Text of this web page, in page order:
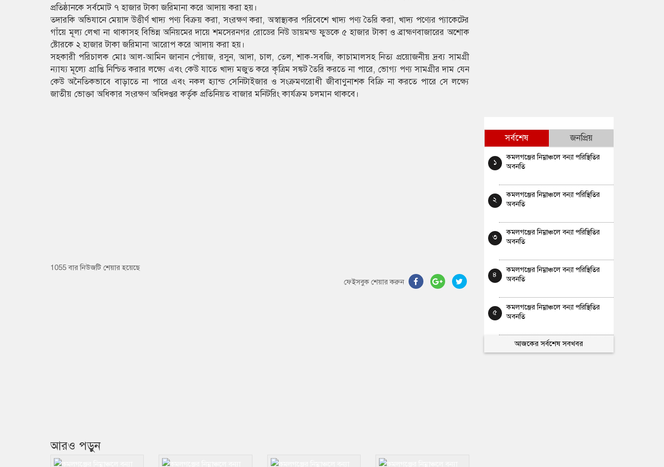
প্রতিষ্ঠানকে সর্বমোট ৭ হাজার টাকা জরিমানা করে আদায় করা হয়।
তদারকি অভিযানে মেয়াদ উত্তীর্ণ খাদ্য পণ্য বিক্রয় করা, সংরক্ষণ করা, অস্বাস্থ্যকর পরিবেশে খাদ্য পণ্য তৈরি করা, খাদ্য পণ্যের প্যাকেটের
গাঁয়ে মূল্য লেখা না থাকাসহ বিভিন্ন অনিয়মের দায়ে শমসেরনগর রোডের নিউ ডায়মন্ড ফুডকে ৫ হাজার টাকা ও ব্রাহ্মণবাজারের অশোক
ষ্টোরকে ২ হাজার টাকা জরিমানা আরোপ করে আদায় করা হয়।
সহকারী পরিচালক মোঃ আল-আমিন জানান পেঁয়াজ, রসুন, আদা, চাল, তেল, শাক-সবজি, কাচামালসহ নিত্য প্রয়োজনীয় দ্রব্য সামগ্রী
ন্যায্য মূল্যে প্রাপ্তি নিশ্চিত করার লক্ষ্যে এবং কেউ যাতে খাদ্য মজুত করে কৃত্রিম সঙ্কট তৈরি করতে না পারে, ভোগ্য পণ্য সামগ্রীর দাম যেন
কেউ অনৈতিকভাবে বাড়াতে না পারে এবং নকল হ্যান্ড সেনিটাইজার ও সংক্রমণরোধী জীবাণুনাশক বিক্রি না করতে পারে সে লক্ষ্যে
জাতীয় ভোক্তা অধিকার সংরক্ষণ অধিদপ্তর কর্তৃক প্রতিনিয়ত বাজার মনিটরিং কার্যক্রম চলমান থাকবে।
1055 বার নিউজটি শেয়ার হয়েছে
ফেইসবুক শেয়ার করুন
আরও পড়ুন
সর্বশেষ জনপ্রিয়
১
কমলগঞ্জের নিম্নাঞ্চলে বন্যা পরিস্থিতির
অবনতি
২
কমলগঞ্জের নিম্নাঞ্চলে বন্যা পরিস্থিতির
অবনতি
৩
কমলগঞ্জের নিম্নাঞ্চলে বন্যা পরিস্থিতির
অবনতি
৪
কমলগঞ্জের নিম্নাঞ্চলে বন্যা পরিস্থিতির
অবনতি
৫
কমলগঞ্জের নিম্নাঞ্চলে বন্যা পরিস্থিতির
অবনতি
আজকের সর্বশেষ সবখবর